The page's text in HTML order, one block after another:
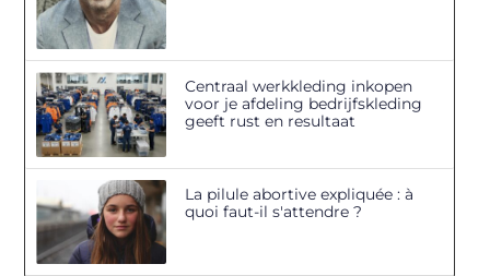
Centraal werkkleding inkopen
voor je afdeling bedrijfskleding
geeft rust en resultaat
La pilule abortive expliquée : à
quoi faut-il s'attendre ?